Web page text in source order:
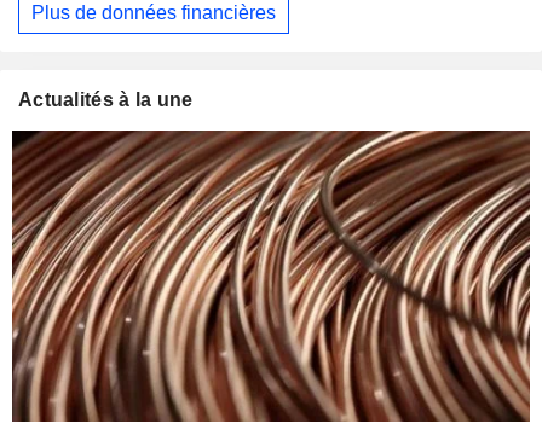
Plus de données financières
Actualités à la une